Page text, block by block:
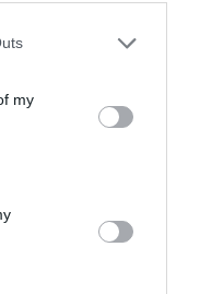
the IAB’s list of
by us to third parties
that may further
my